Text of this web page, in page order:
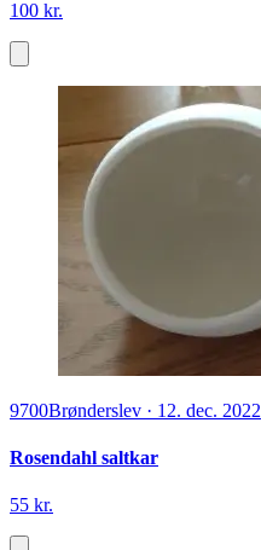
100 kr.
9700Brønderslev · 12. dec. 2022
Rosendahl saltkar
55 kr.